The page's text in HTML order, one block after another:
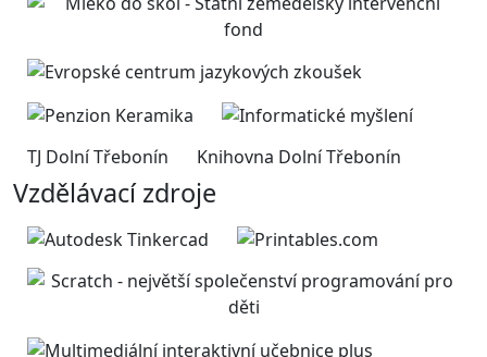
TJ Dolní Třebonín Knihovna Dolní Třebonín
Vzdělávací zdroje